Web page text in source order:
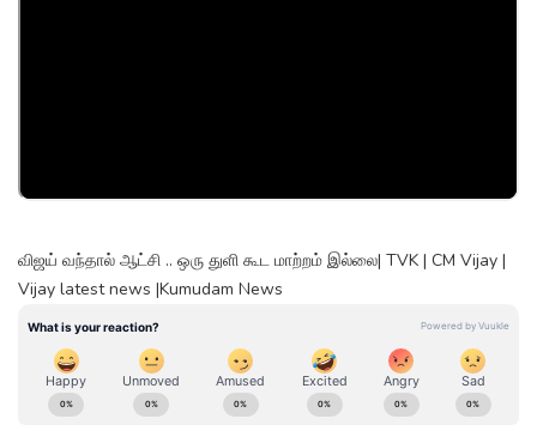
விஜய் வந்தால் ஆட்சி .. ஒரு துளி கூட மாற்றம் இல்லை| TVK | CM Vijay |
Vijay latest news |Kumudam News